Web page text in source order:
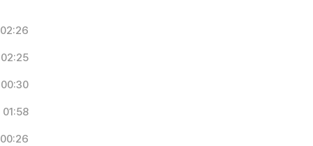
02:26
02:25
00:30
01:58
00:26